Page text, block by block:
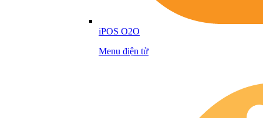
iPOS O2O
Menu điện tử